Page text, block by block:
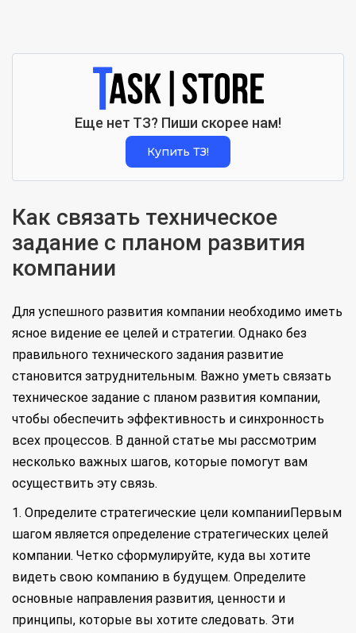
Еще нет ТЗ? Пиши скорее нам!
Купить ТЗ!
Как связать техническое
задание с планом развития
компании
Для успешного развития компании необходимо иметь
ясное видение ее целей и стратегии. Однако без
правильного технического задания развитие
становится затруднительным. Важно уметь связать
техническое задание с планом развития компании,
чтобы обеспечить эффективность и синхронность
всех процессов. В данной статье мы рассмотрим
несколько важных шагов, которые помогут вам
осуществить эту связь.
1. Определите стратегические цели компанииПервым
шагом является определение стратегических целей
компании. Четко сформулируйте, куда вы хотите
видеть свою компанию в будущем. Определите
основные направления развития, ценности и
принципы, которые вы хотите следовать. Эти